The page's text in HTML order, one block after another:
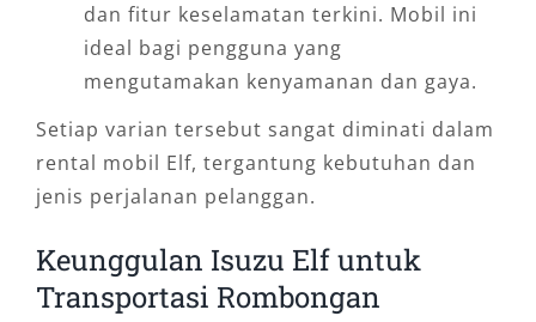
dan fitur keselamatan terkini. Mobil ini
ideal bagi pengguna yang
mengutamakan kenyamanan dan gaya.
Setiap varian tersebut sangat diminati dalam
rental mobil Elf, tergantung kebutuhan dan
jenis perjalanan pelanggan.
Keunggulan Isuzu Elf untuk
Transportasi Rombongan